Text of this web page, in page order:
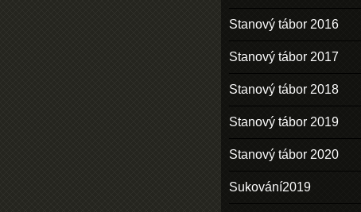
Stanový tábor 2016
Stanový tábor 2017
Stanový tábor 2018
Stanový tábor 2019
Stanový tábor 2020
Sukování2019